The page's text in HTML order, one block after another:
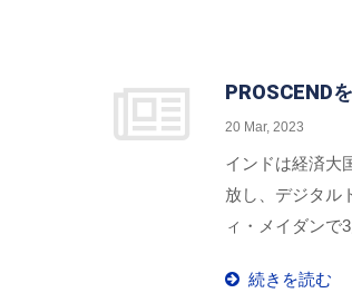
PROSCEND
20 Mar, 2023
インドは経済大
放し、デジタル
ィ・メイダンで
続きを読む